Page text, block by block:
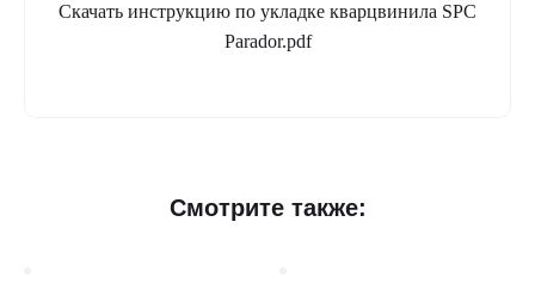
Скачать инструкцию по укладке кварцвинила SPC
Parador.pdf
Смотрите также: